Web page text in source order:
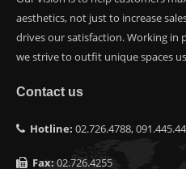
aesthetics, not just to increase
drives our satisfaction. Working
we strive to outfit unique spaces
Contact us
Hotline: 02.726.4788,
Fax: 02.726.4255